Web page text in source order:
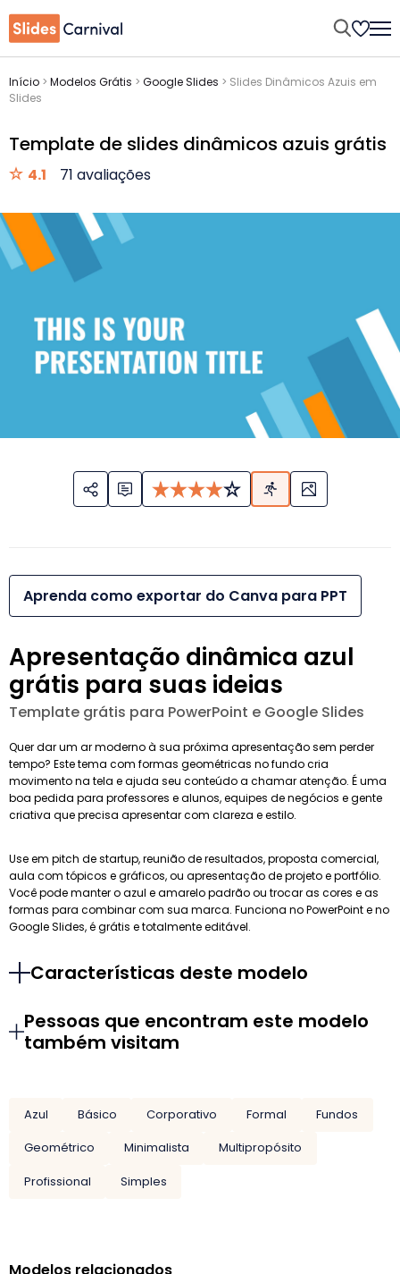
Início > Modelos Grátis > Google Slides > Slides Dinâmicos Azuis em
Slides
Template de slides dinâmicos azuis grátis
4.1 71 avaliações
Aprenda como exportar do Canva para PPT
Apresentação dinâmica azul
grátis para suas ideias
Template grátis para PowerPoint e Google Slides
Quer dar um ar moderno à sua próxima apresentação sem perder
tempo? Este tema com formas geométricas no fundo cria
movimento na tela e ajuda seu conteúdo a chamar atenção. É uma
boa pedida para professores e alunos, equipes de negócios e gente
criativa que precisa apresentar com clareza e estilo.
Use em pitch de startup, reunião de resultados, proposta comercial,
aula com tópicos e gráficos, ou apresentação de projeto e portfólio.
Você pode manter o azul e amarelo padrão ou trocar as cores e as
formas para combinar com sua marca. Funciona no PowerPoint e no
Google Slides, é grátis e totalmente editável.
Características deste modelo
Pessoas que encontram este modelo
também visitam
Azul Básico Corporativo Formal
Fundos
Geométrico
Minimalista
Multipropósito
Profissional
Simples
Modelos relacionados